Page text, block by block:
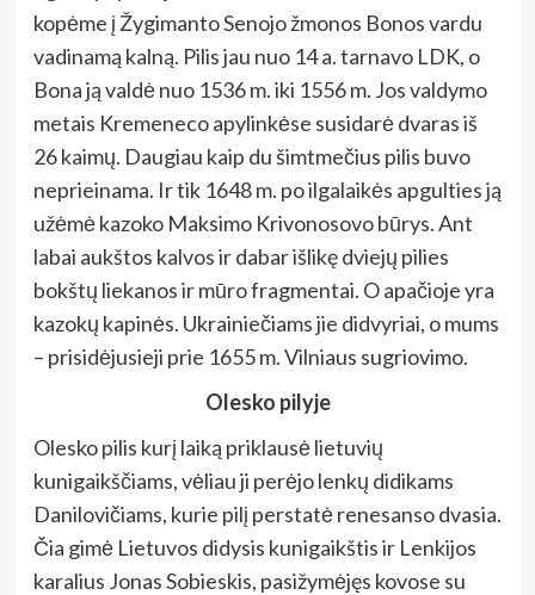
kopėme į Žygimanto Senojo žmonos Bonos vardu
vadinamą kalną. Pilis jau nuo 14 a. tarnavo LDK, o
Bona ją valdė nuo 1536 m. iki 1556 m. Jos valdymo
metais Kremeneco apylinkėse susidarė dvaras iš
26 kaimų. Daugiau kaip du šimtmečius pilis buvo
neprieinama. Ir tik 1648 m. po ilgalaikės apgulties ją
užėmė kazoko Maksimo Krivonosovo būrys. Ant
labai aukštos kalvos ir dabar išlikę dviejų pilies
bokštų liekanos ir mūro fragmentai. O apačioje yra
kazokų kapinės. Ukrainiečiams jie didvyriai, o mums
– prisidėjusieji prie 1655 m. Vilniaus sugriovimo.
Olesko pilyje
Olesko pilis kurį laiką priklausė lietuvių
kunigaikščiams, vėliau ji perėjo lenkų didikams
Danilovičiams, kurie pilį perstatė renesanso dvasia.
Čia gimė Lietuvos didysis kunigaikštis ir Lenkijos
karalius Jonas Sobieskis, pasižymėjęs kovose su